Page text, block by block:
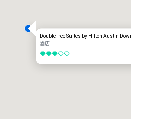
DoubleTree Suites by Hilton Austin
酒店
3/5